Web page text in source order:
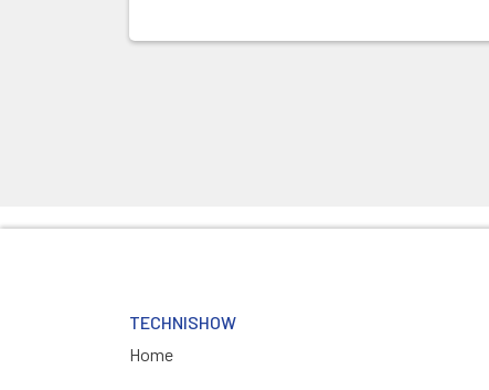
TECHNISHOW
Home